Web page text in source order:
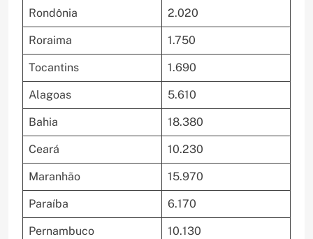
Rondônia 2.020
Roraima 1.750
Tocantins 1.690
Alagoas 5.610
Bahia 18.380
Ceará 10.230
Maranhão 15.970
Paraíba 6.170
Pernambuco 10.130